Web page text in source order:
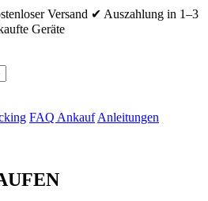
Versand ✔ Auszahlung in 1–3
Geräte
FAQ Ankauf Anleitungen